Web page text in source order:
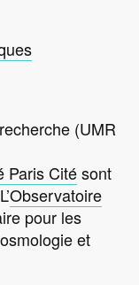
(UMR
Paris Citésont
Observatoire
pour les
et